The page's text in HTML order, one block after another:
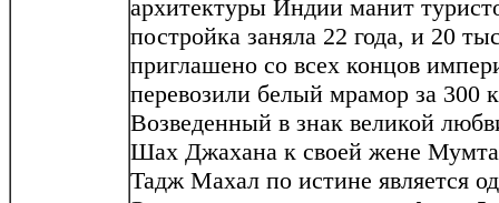
архитектуры Индии манит
постройка заняла 22 года, и 20
приглашено со всех концов
перевозили белый мрамор за 300
Возведенный в знак великой
Шах Джахана к своей жене
Тадж Махал по истине является